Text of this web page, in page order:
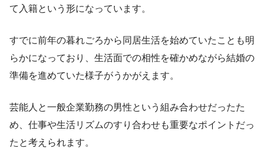
て入籍という形になっています。
すでに前年の暮れごろから同居生活を始めていたことも明
らかになっており、生活面での相性を確かめながら結婚の
準備を進めていた様子がうかがえます。
芸能人と一般企業勤務の男性という組み合わせだったた
め、仕事や生活リズムのすり合わせも重要なポイントだっ
たと考えられます。